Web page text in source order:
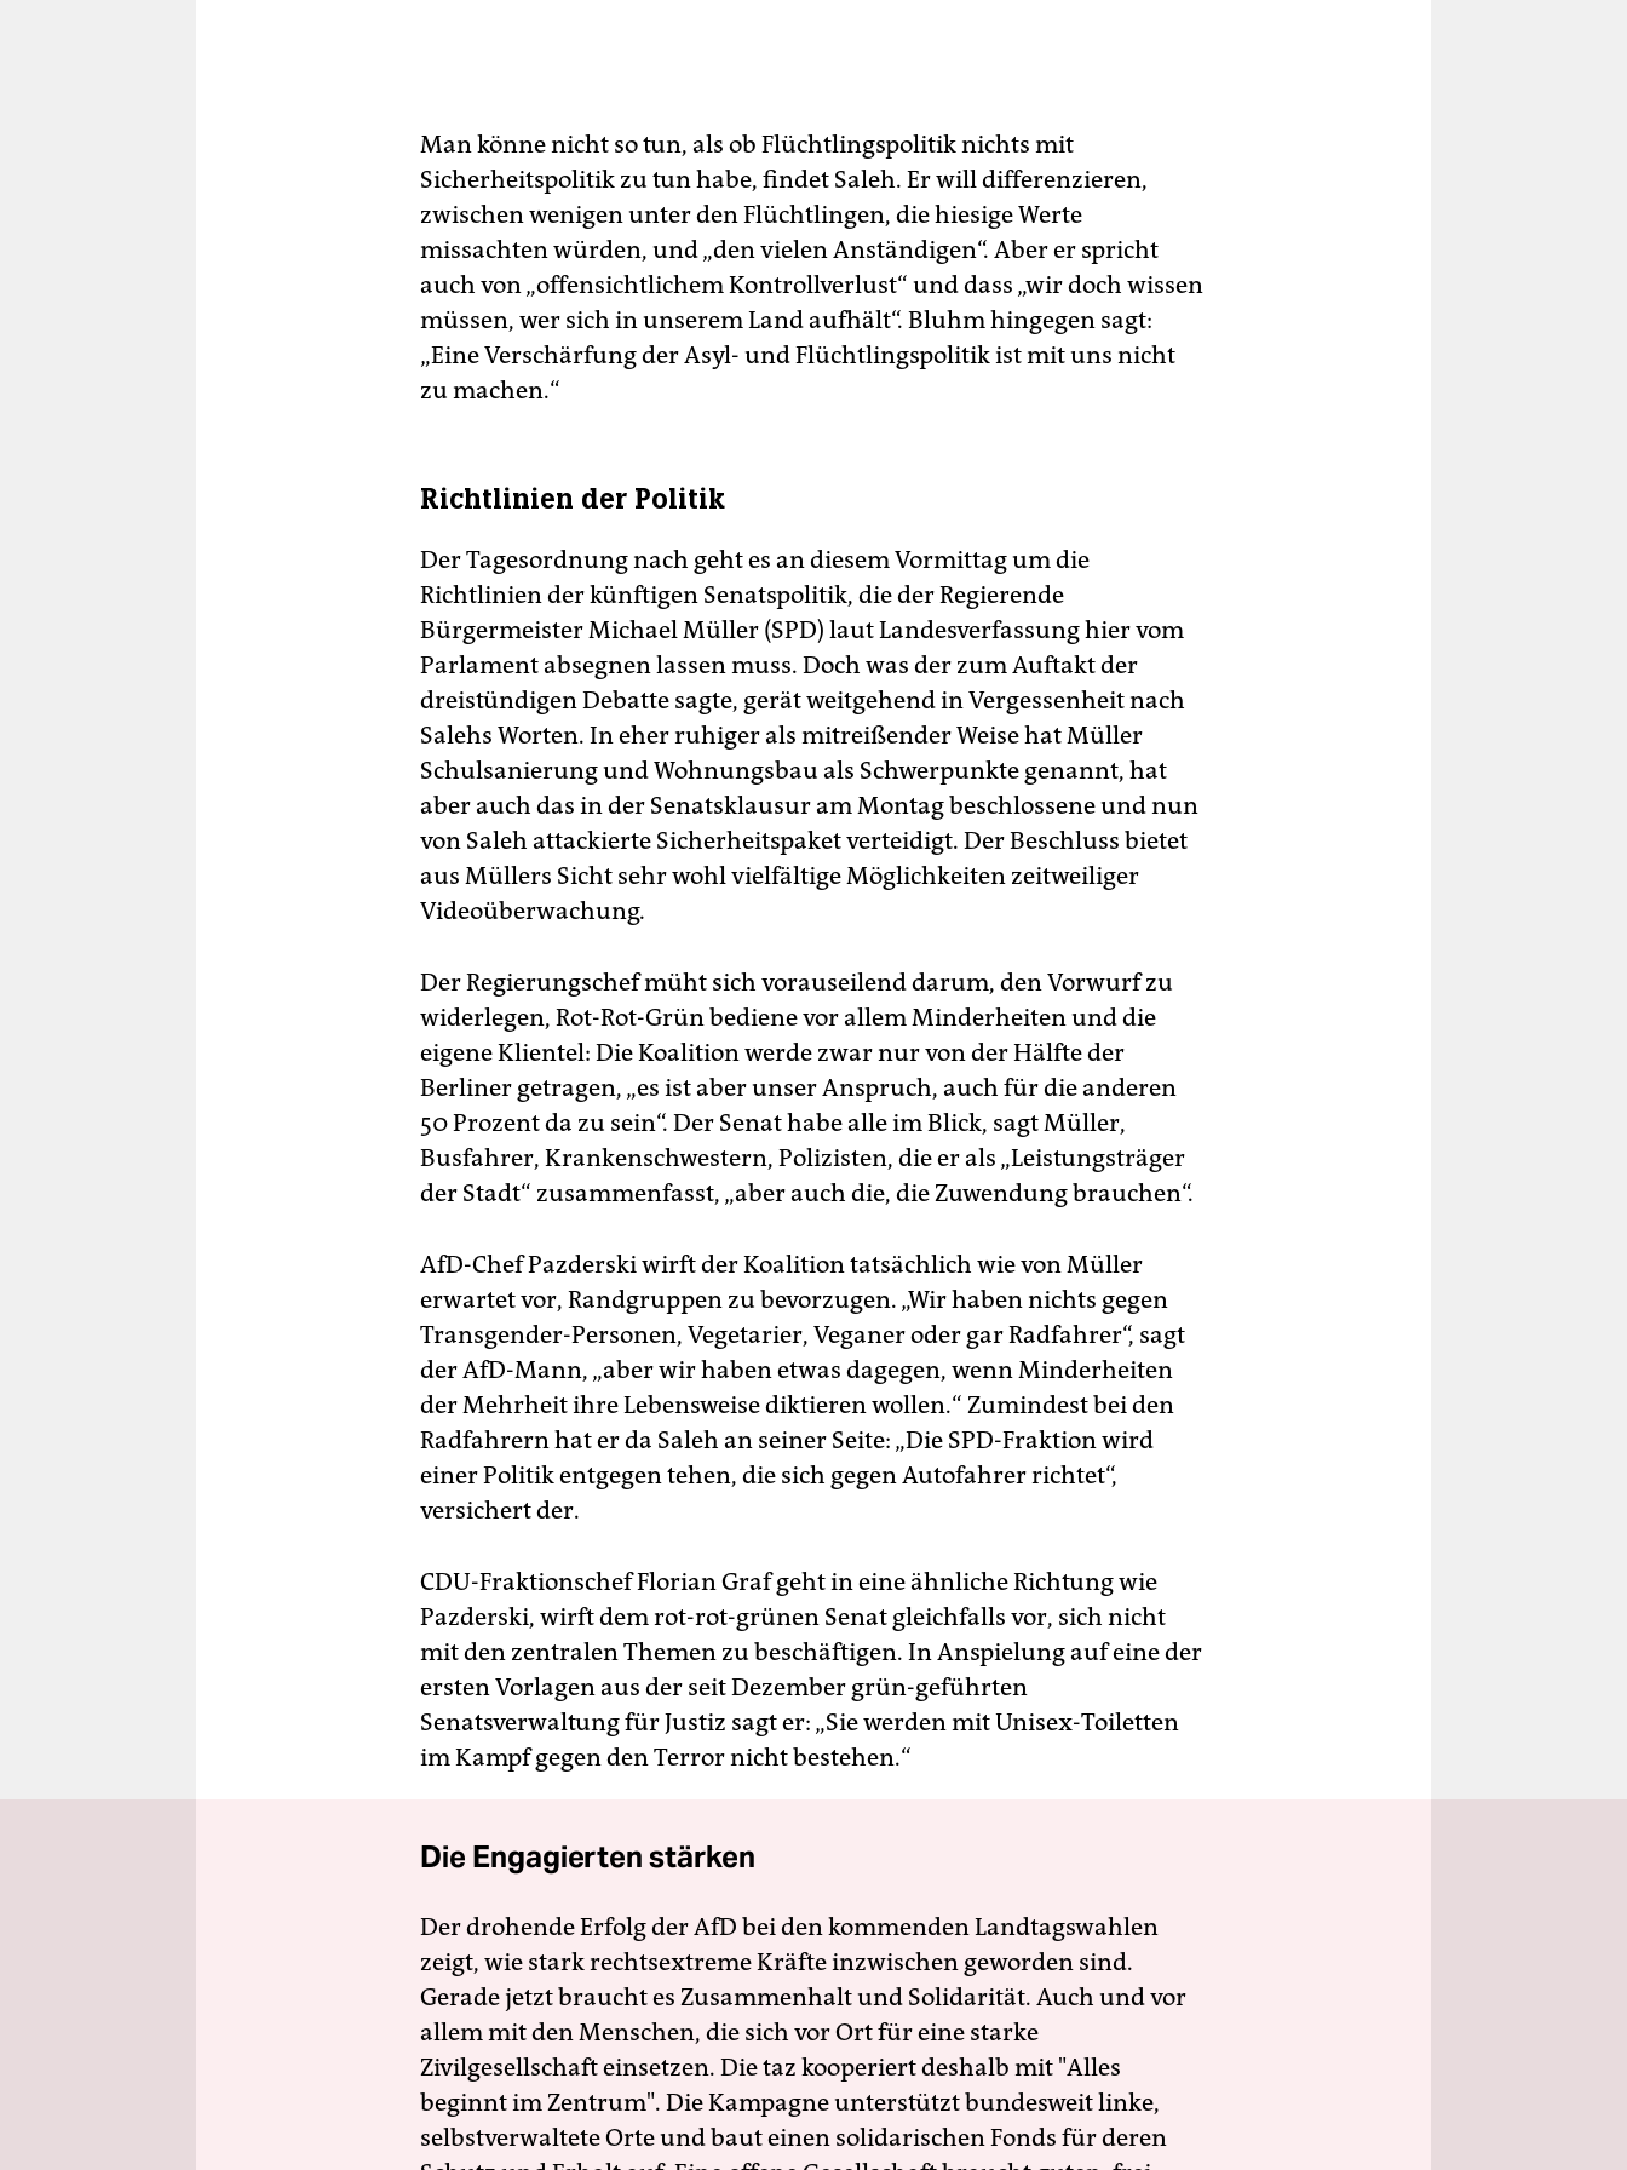
Man könne nicht so tun, als ob Flüchtlingspolitik nichts mit
Sicherheitspolitik zu tun habe, findet Saleh. Er will differenzieren,
zwischen wenigen unter den Flüchtlingen, die hiesige Werte
missachten würden, und „den vielen Anständigen“. Aber er spricht
auch von „offensichtlichem Kontrollverlust“ und dass „wir doch wissen
müssen, wer sich in unserem Land aufhält“. Bluhm hingegen sagt:
„Eine Verschärfung der Asyl- und Flüchtlingspolitik ist mit uns nicht
zu machen.“
Richtlinien der Politik
Der Tagesordnung nach geht es an diesem Vormittag um die
Richtlinien der künftigen Senatspolitik, die der Regierende
Bürgermeister Michael Müller (SPD) laut Landesverfassung hier vom
Parlament absegnen lassen muss. Doch was der zum Auftakt der
dreistündigen Debatte sagte, gerät weitgehend in Vergessenheit nach
Salehs Worten. In eher ruhiger als mitreißender Weise hat Müller
Schulsanierung und Wohnungsbau als Schwerpunkte genannt, hat
aber auch das in der Senatsklausur am Montag beschlossene und nun
von Saleh attackierte Sicherheitspaket verteidigt. Der Beschluss bietet
aus Müllers Sicht sehr wohl vielfältige Möglichkeiten zeitweiliger
Videoüberwachung.
Der Regierungschef müht sich vorauseilend darum, den Vorwurf zu
widerlegen, Rot-Rot-Grün bediene vor allem Minderheiten und die
eigene Klientel: Die Koalition werde zwar nur von der Hälfte der
Berliner getragen, „es ist aber unser Anspruch, auch für die anderen
50 Prozent da zu sein“. Der Senat habe alle im Blick, sagt Müller,
Busfahrer, Krankenschwestern, Polizisten, die er als „Leistungsträger
der Stadt“ zusammenfasst, „aber auch die, die Zuwendung brauchen“.
AfD-Chef Pazderski wirft der Koalition tatsächlich wie von Müller
erwartet vor, Randgruppen zu bevorzugen. „Wir haben nichts gegen
Transgender-Personen, Vegetarier, Veganer oder gar Radfahrer“, sagt
der AfD-Mann, „aber wir haben etwas dagegen, wenn Minderheiten
der Mehrheit ihre Lebensweise diktieren wollen.“ Zumindest bei den
Radfahrern hat er da Saleh an seiner Seite: „Die SPD-Fraktion wird
einer Politik entgegen tehen, die sich gegen Autofahrer richtet“,
versichert der.
CDU-Fraktionschef Florian Graf geht in eine ähnliche Richtung wie
Pazderski, wirft dem rot-rot-grünen Senat gleichfalls vor, sich nicht
mit den zentralen Themen zu beschäftigen. In Anspielung auf eine der
ersten Vorlagen aus der seit Dezember grün-geführten
Senatsverwaltung für Justiz sagt er: „Sie werden mit Unisex-Toiletten
im Kampf gegen den Terror nicht bestehen.“
Die Engagierten stärken
Der drohende Erfolg der AfD bei den kommenden Landtagswahlen
zeigt, wie stark rechtsextreme Kräfte inzwischen geworden sind.
Gerade jetzt braucht es Zusammenhalt und Solidarität. Auch und vor
allem mit den Menschen, die sich vor Ort für eine starke
Zivilgesellschaft einsetzen. Die taz kooperiert deshalb mit "Alles
beginnt im Zentrum". Die Kampagne unterstützt bundesweit linke,
selbstverwaltete Orte und baut einen solidarischen Fonds für deren